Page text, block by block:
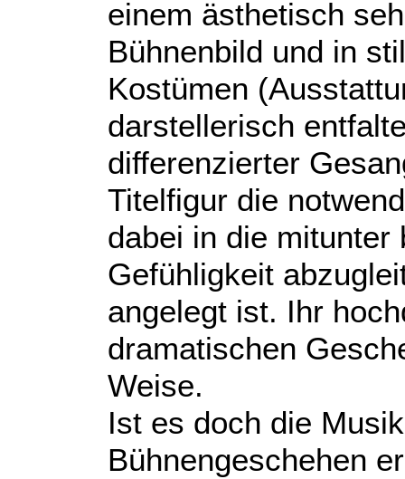
einem ästhetisch
Bühnenbild und in
Kostümen
darstellerisch
differenzierter
Titelfigur die
dabei in die mitunter
Gefühligkeit
angelegt ist. Ihr
dramatischen
Weise.
Ist es doch die
Bühnengeschehen